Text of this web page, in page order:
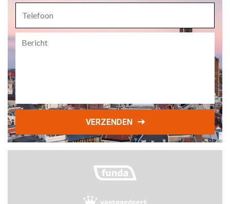
VERZENDEN